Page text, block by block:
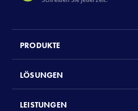
PRODUKTE
LÖSUNGEN
LEISTUNGEN